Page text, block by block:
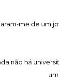
me de um
não há